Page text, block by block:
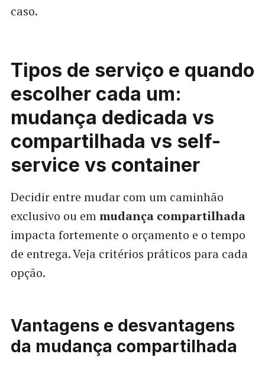
caso.
Tipos de serviço e quando
escolher cada um:
mudança dedicada vs
compartilhada vs self-
service vs container
Decidir entre mudar com um caminhão
exclusivo ou emmudança compartilhada
impacta fortemente o orçamento e o tempo
de entrega. Veja critérios práticos para cada
opção.
Vantagens e desvantagens
da mudança compartilhada